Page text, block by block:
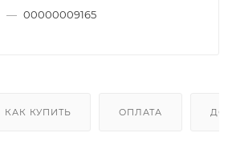
— 00000009165
КАК КУПИТЬ ОПЛАТА